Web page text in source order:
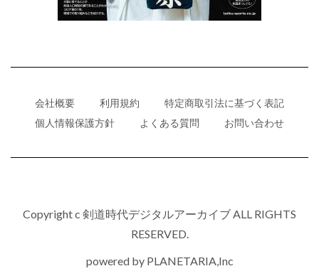
会社概要 利用規約
特定商取引法に基づく表記
個人情報保護方針
よくある質問 お問い合わせ
Copyright c 剣道時代デジタルアーカイブ ALL RIGHTS
RESERVED.
powered by PLANETARIA,Inc